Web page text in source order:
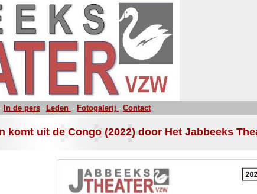
- In de pers - Leden - Fotogalerij - Contact
komt uit de Congo (2022) door Het Jabbeeks